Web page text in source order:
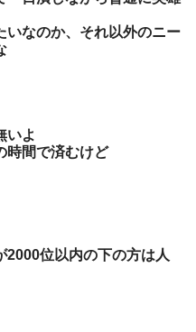
いなのか、それ以外のニー
いよ
時間で済むけど
2000位以内の下の方は人